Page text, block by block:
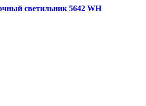
светильник 5642 WH